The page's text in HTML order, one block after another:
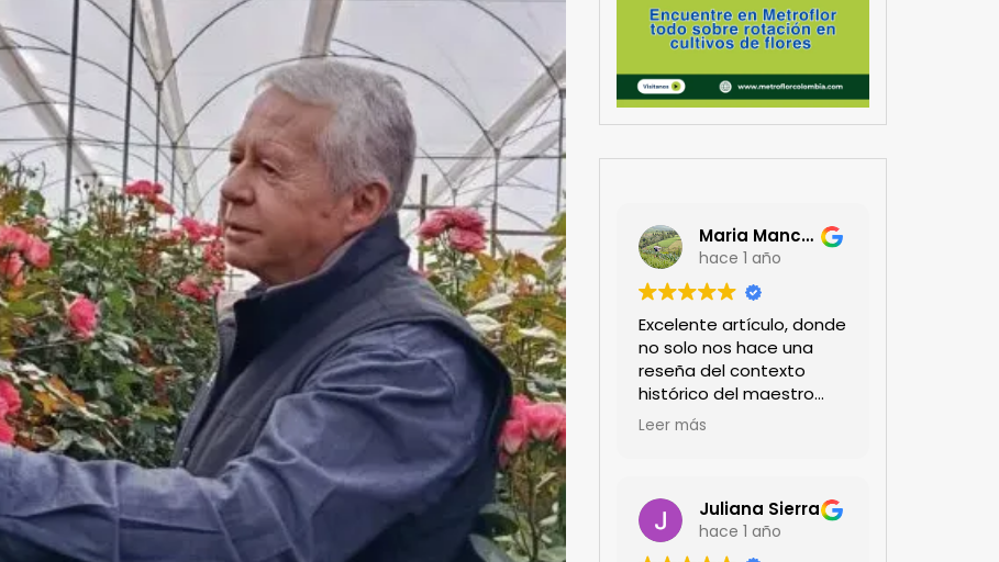
Maria Mancera
hace 1 año
Excelente artículo, donde
no solo nos hace una
reseña del contexto
histórico del maestro
jardinero japonés si no
Felicitaciones!!
Leer más
Juliana Sierra
hace 1 año